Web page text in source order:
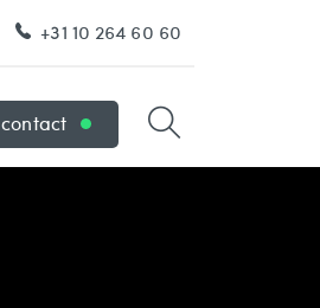
contact
+31 10 264 60 60